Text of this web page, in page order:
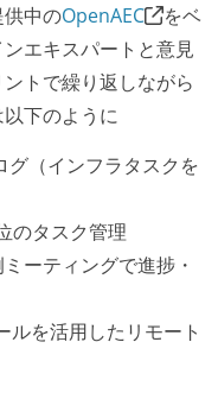
中のOpenAEC
をベ
エキスパートと意見
トで繰り返しながら
下のように
（インフラタスクを
のタスク管理
ーティングで進捗・
ルを活用したリモート